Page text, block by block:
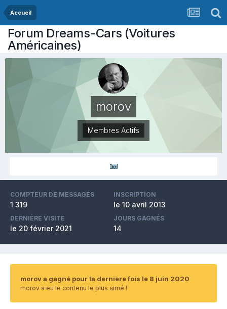
Accueil
Forum Dreams-Cars (Voitures
Américaines)
morov
Membres Actifs
COMPTEUR DE MESSAGES
1 319
INSCRIPTION
le 10 avril 2013
DERNIÈRE VISITE
le 20 février 2021
JOURS GAGNÉS
14
morov a gagné pour la dernière fois le 8 juin 2020
morov a eu le contenu le plus aimé !